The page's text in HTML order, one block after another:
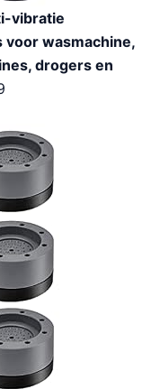
vibratie
voor wasmachine,
drogers en